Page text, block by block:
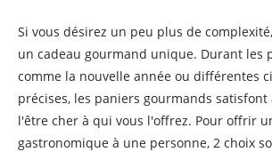
Si vous désirez un peu plus de
un cadeau gourmand unique. Durant les
comme la nouvelle année ou différentes
précises, les paniers gourmands satisfont
l'être cher à qui vous l'offrez. Pour offrir
gastronomique à une personne, 2 choix